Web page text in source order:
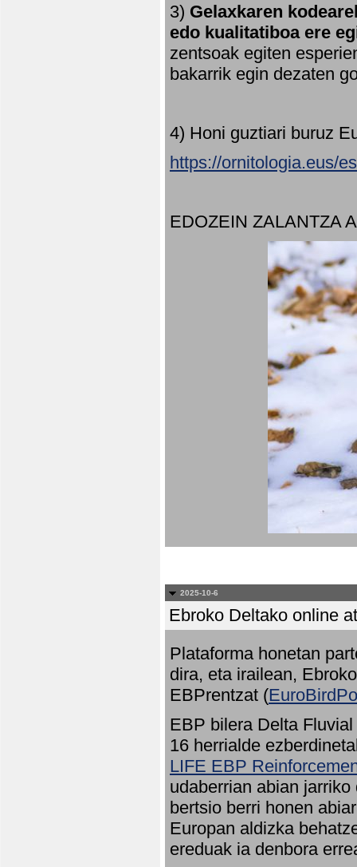
3) Gelaxkaren
edo kualitatiboa ere
zentsoak egiten
bakarrik egin dezaten
4) Honi guztiari buruz
https://ornitologia.eus/
EDOZEIN ZALANTZA
2025-10-6
Ebroko Deltako online
Plataforma honetan
dira, eta irailean,
EBPrentzat (
EBP bilera Delta
16 herrialde
LIFE EBP
udaberrian abian
bertsio berri honen
Europan aldizka
ereduak ia denbora